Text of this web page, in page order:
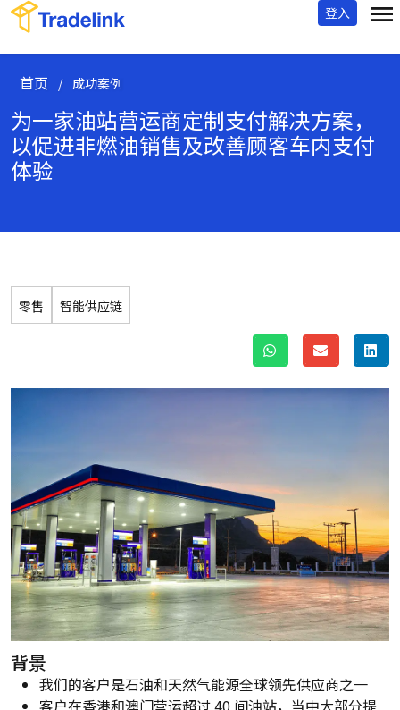
登入
首页 / 成功案例
为一家油站营运商定制支付解决方案，
以促进非燃油销售及改善顾客车内支付
体验
零售 智能供应链
背景
我们的客户是石油和天然气能源全球领先供应商之一
客户在香港和澳门营运超过 40 间油站，当中大部分提